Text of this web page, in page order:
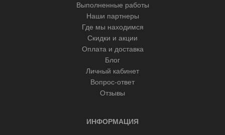
Выполненные работы
Наши партнеры
Где мы находимся
Скидки и акции
Оплата и доставка
Блог
Личный кабинет
Вопрос-ответ
Отзывы
ИНФОРМАЦИЯ